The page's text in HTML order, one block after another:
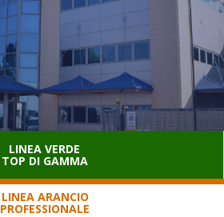
LINEA VERDE
TOP DI GAMMA
LINEA ARANCIO
PROFESSIONALE